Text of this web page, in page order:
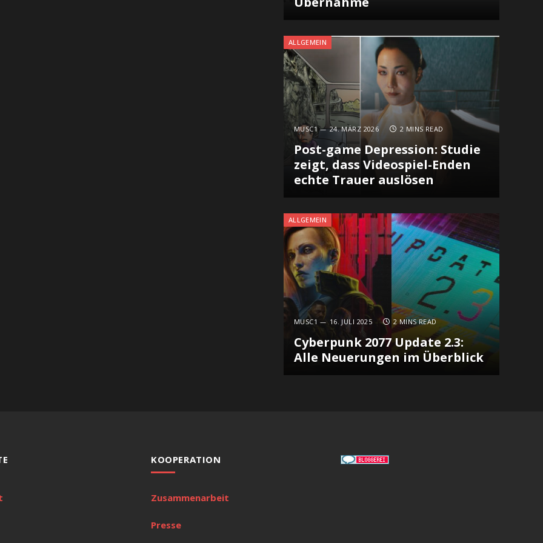
ALLGEMEIN
MUSC1 24. MÄRZ 2026 2 MINS READ
Post-game Depression: Studie
zeigt, dass Videospiel-Enden
echte Trauer auslösen
ALLGEMEIN
MUSC1 16. JULI 2025 2 MINS READ
Cyberpunk 2077 Update 2.3:
Alle Neuerungen im Überblick
KOOPERATION
Zusammenarbeit
Presse